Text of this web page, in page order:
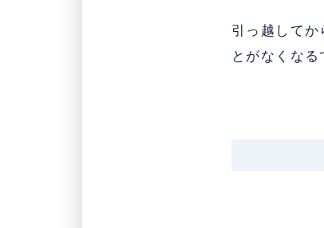
引っ越して
とがなくなる